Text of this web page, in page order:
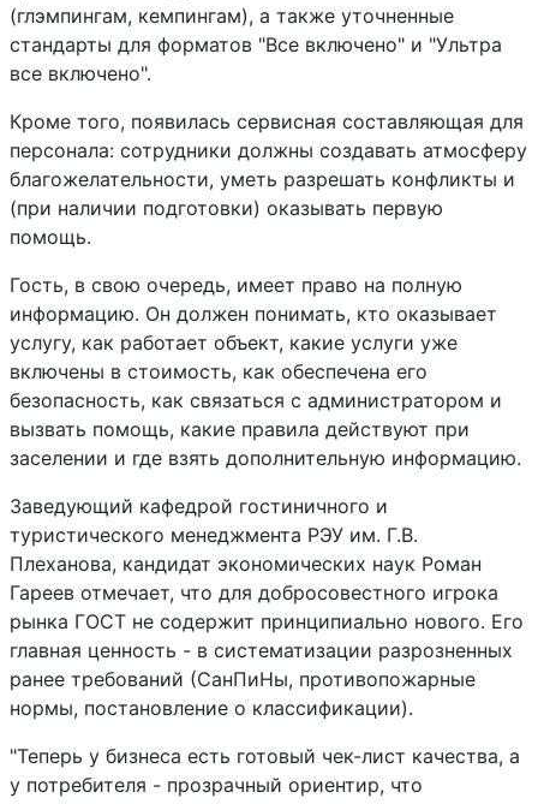
(глэмпингам, кемпингам), а также уточненные
стандарты для форматов "Все включено" и "Ультра
все включено".
Кроме того, появилась сервисная составляющая для
персонала: сотрудники должны создавать атмосферу
благожелательности, уметь разрешать конфликты и
(при наличии подготовки) оказывать первую
помощь.
Гость, в свою очередь, имеет право на полную
информацию. Он должен понимать, кто оказывает
услугу, как работает объект, какие услуги уже
включены в стоимость, как обеспечена его
безопасность, как связаться с администратором и
вызвать помощь, какие правила действуют при
заселении и где взять дополнительную информацию.
Заведующий кафедрой гостиничного и
туристического менеджмента РЭУ им. Г.В.
Плеханова, кандидат экономических наук Роман
Гареев отмечает, что для добросовестного игрока
рынка ГОСТ не содержит принципиально нового. Его
главная ценность - в систематизации разрозненных
ранее требований (СанПиНы, противопожарные
нормы, постановление о классификации).
"Теперь у бизнеса есть готовый чек-лист качества, а
у потребителя - прозрачный ориентир, что